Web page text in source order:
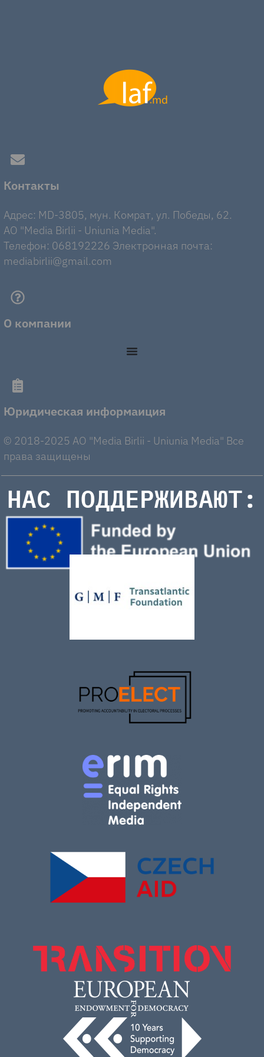
Контакты
Адрес: MD-3805, мун. Комрат, ул. Победы, 62.
AO "Media Birlii - Uniunia Media".
Телефон: 068192226 Электронная почта:
mediabirlii@gmail.com
О компании
Юридическая информаиция
© 2018-2025 AO "Media Birlii - Uniunia Media" Все
права защищены
НАС ПОДДЕРЖИВАЮТ: